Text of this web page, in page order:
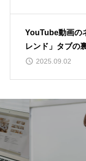
YouTube動画の
レンド」タブの
2025.09.02